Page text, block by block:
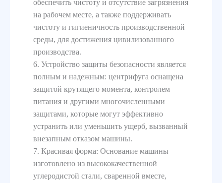
обеспечить чистоту и отсутствие загрязнения
на рабочем месте, а также поддерживать
чистоту и гигиеничность производственной
среды, для достижения цивилизованного
производства.
6. Устройство защиты безопасности является
полным и надежным: центрифуга оснащена
защитой крутящего момента, контролем
питания и другими многочисленными
защитами, которые могут эффективно
устранить или уменьшить ущерб, вызванный
внезапным отказом машины.
7. Красивая форма: Основание машины
изготовлено из высококачественной
углеродистой стали, сваренной вместе,